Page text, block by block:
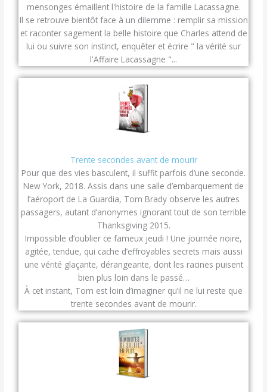
mensonges émaillent l'histoire de la famille Lacassagne.
Il se retrouve bientôt face à un dilemme : remplir sa mission
et raconter sagement la belle histoire que Charles attend de
lui ou suivre son instinct, enquêter et écrire " la vérité sur
l'Affaire Lacassagne "...
Trente secondes avant de mourir
Pour que des vies basculent, il suffit parfois d’une seconde.
New York, 2018. Assis dans une salle d’embarquement de
l’aéroport de La Guardia, Tom Brady observe les autres
passagers, autant d’anonymes ignorant tout de son terrible
Thanksgiving 2015.
Impossible d’oublier ce fameux jeudi ! Une journée noire,
agitée, tendue, qui cache d’effroyables secrets mais aussi
une vérité glaçante, dérangeante, dont les racines puisent
bien plus loin dans le passé…
À cet instant, Tom est loin d’imaginer qu’il ne lui reste que
trente secondes avant de mourir.